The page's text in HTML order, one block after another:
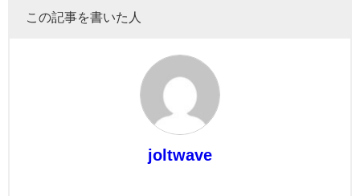
この記事を書いた人
joltwave